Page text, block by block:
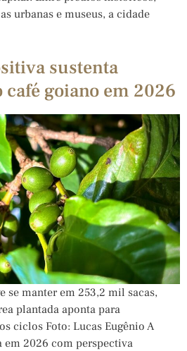
urbanas e museus, a cidade
sustenta
goiano em 2026
se manter em 253,2 mil sacas,
plantada aponta para
ciclos Foto: Lucas Eugênio A
2026 com perspectiva